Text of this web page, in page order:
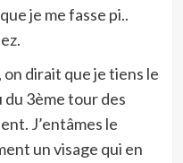
je me fasse pi..
on dirait que je tiens le
du 3ème tour des
J’entâmes le
un visage qui en